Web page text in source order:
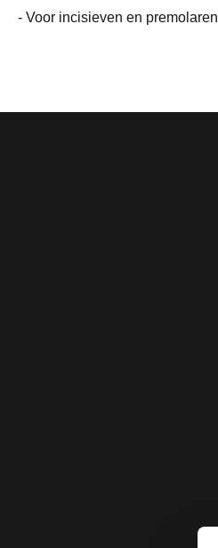
- Voor incisieven en premolaren